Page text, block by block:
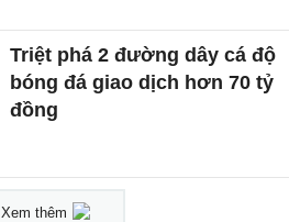
Triệt phá 2 đường dây cá độ
bóng đá giao dịch hơn 70 tỷ
đồng
Xem thêm